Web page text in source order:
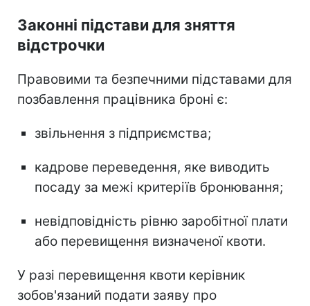
Законні підстави для зняття
відстрочки
Правовими та безпечними підставами для
позбавлення працівника броні є:
звільнення з підприємства;
кадрове переведення, яке виводить
посаду за межі критеріїв бронювання;
невідповідність рівню заробітної плати
або перевищення визначеної квоти.
У разі перевищення квоти керівник
зобов'язаний подати заяву про